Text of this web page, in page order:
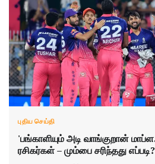
புதிய செய்தி
'பங்காளியும் அடி வாங்குறான்
ரசிகர்கள் – மும்பை சரிந்தது எப்படி?